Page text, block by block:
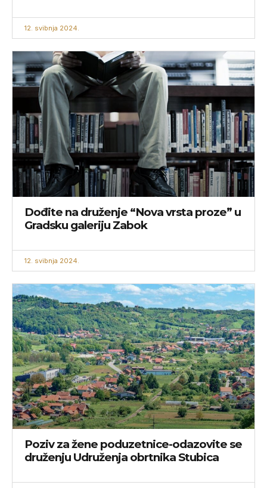
12. svibnja 2024.
Dođite na druženje “Nova vrsta proze” u
Gradsku galeriju Zabok
12. svibnja 2024.
Poziv za žene poduzetnice-odazovite se
druženju Udruženja obrtnika Stubica